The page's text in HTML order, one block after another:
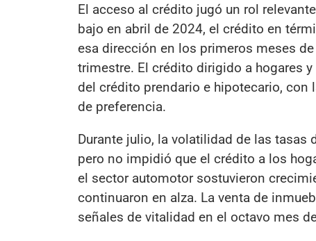
El acceso al crédito jugó un rol
bajo en abril de 2024, el crédito en
esa dirección en los primeros meses
trimestre. El crédito dirigido a hogares
del crédito prendario e hipotecario,
de preferencia.
Durante julio, la volatilidad de las
pero no impidió que el crédito a los
el sector automotor sostuvieron
continuaron en alza. La venta de
señales de vitalidad en el octavo mes